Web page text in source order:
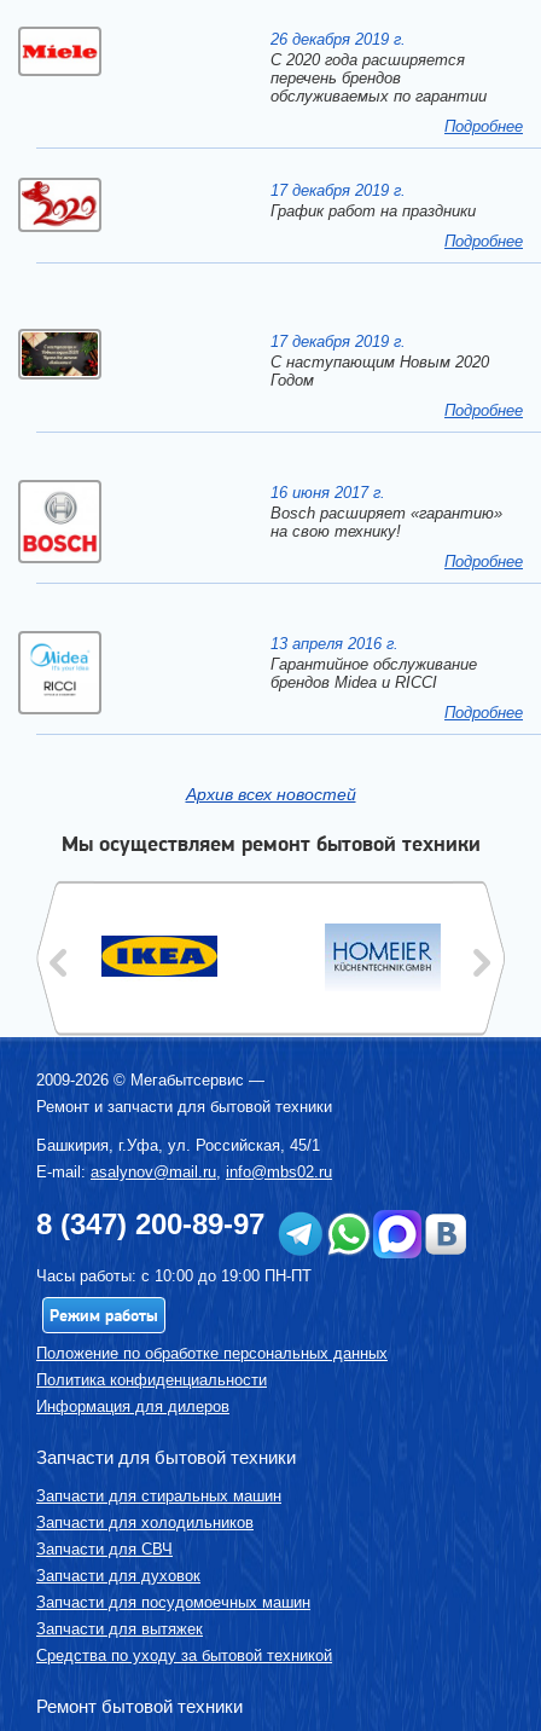
26 декабря 2019 г.
С 2020 года расширяется
перечень брендов
обслуживаемых по гарантии
Подробнее
17 декабря 2019 г.
График работ на праздники
Подробнее
17 декабря 2019 г.
C наступающим Новым 2020
Годом
Подробнее
16 июня 2017 г.
Bosch расширяет «гарантию»
на свою технику!
Подробнее
13 апреля 2016 г.
Гарантийное обслуживание
брендов Midea и RICCI
Подробнее
Архив всех новостей
Мы осуществляем ремонт бытовой техники
2009-2026 © Мегабытсервис —
Ремонт и запчасти для бытовой техники
Башкирия, г.Уфа, ул. Российская, 45/1
E-mail: asalynov@mail.ru, info@mbs02.ru
8 (347) 200-89-97
Часы работы: с 10:00 до 19:00 ПН-ПТ
Режим работы
Положение по обработке персональных данных
Политика конфиденциальности
Информация для дилеров
Запчасти для бытовой техники
Запчасти для стиральных машин
Запчасти для холодильников
Запчасти для СВЧ
Запчасти для духовок
Запчасти для посудомоечных машин
Запчасти для вытяжек
Средства по уходу за бытовой техникой
Ремонт бытовой техники